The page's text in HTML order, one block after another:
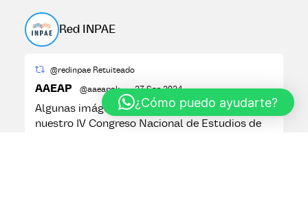
Red INPAE
@redinpae Retuiteado
AAEAP @aaeapok · 27 Sep 2024
Algunas imágenes de la tercera jornada de
nuestro IV Congreso Nacional de Estudios de
¿Cómo puedo ayudarte?